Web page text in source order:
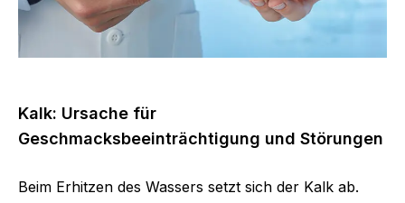
Kalk: Ursache für
Geschmacksbeeinträchtigung und Störungen
Beim Erhitzen des Wassers setzt sich der Kalk ab.